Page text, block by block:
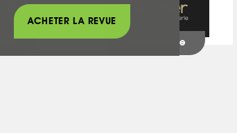
voir la fiche
ACHETER LA REVUE